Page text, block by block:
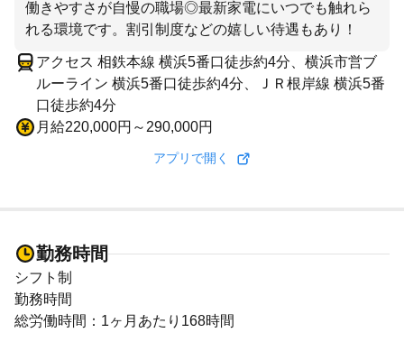
働きやすさが自慢の職場◎最新家電にいつでも触れら
れる環境です。割引制度などの嬉しい待遇もあり！
アクセス 相鉄本線 横浜5番口徒歩約4分、横浜市営ブ
ルーライン 横浜5番口徒歩約4分、ＪＲ根岸線 横浜5番
口徒歩約4分
月給220,000円～290,000円
アプリで開く
勤務時間
シフト制
勤務時間
総労働時間：1ヶ月あたり168時間